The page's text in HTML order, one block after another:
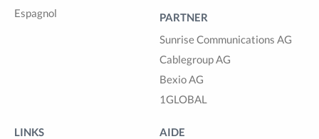
Espagnol
PARTNER
Sunrise Communications AG
Cablegroup AG
Bexio AG
1GLOBAL
LINKS
AIDE